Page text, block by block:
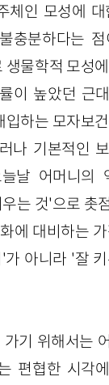
체인 모성에
충분하다는
생물학적 모성
이 높았던 근
하는 모자보
나 기본적인
날 어머니의
는 것'으로 촛
에 대비하는
아니라 '잘
기 위해서는
편협한 시각